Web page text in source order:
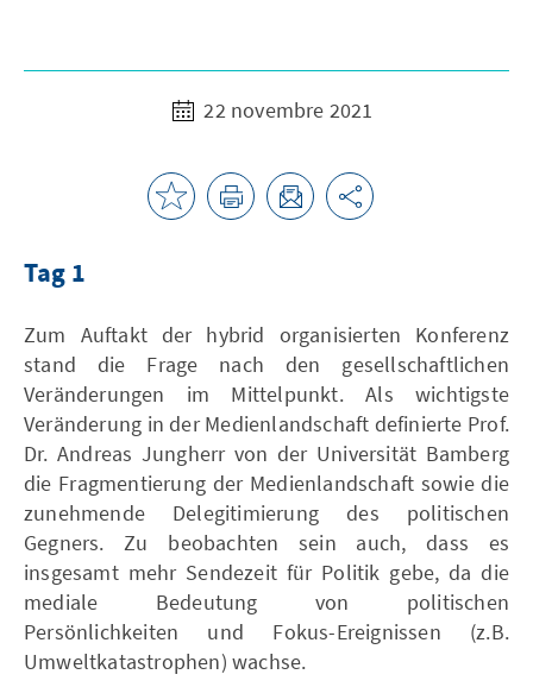
22 novembre 2021
Tag 1
Zum Auftakt der hybrid organisierten Konferenz
stand die Frage nach den gesellschaftlichen
Veränderungen im Mittelpunkt. Als wichtigste
Veränderung in der Medienlandschaft definierte Prof.
Dr. Andreas Jungherr von der Universität Bamberg
die Fragmentierung der Medienlandschaft sowie die
zunehmende Delegitimierung des politischen
Gegners. Zu beobachten sein auch, dass es
insgesamt mehr Sendezeit für Politik gebe, da die
mediale Bedeutung von politischen
Persönlichkeiten und Fokus-Ereignissen (z.B.
Umweltkatastrophen) wachse.